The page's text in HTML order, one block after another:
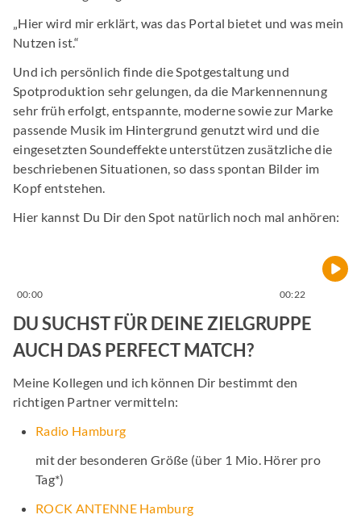
„Hier wird mir erklärt, was das Portal bietet und was mein
Nutzen ist.“
Und ich persönlich finde die Spotgestaltung und
Spotproduktion sehr gelungen, da die Markennennung
sehr früh erfolgt, entspannte, moderne sowie zur Marke
passende Musik im Hintergrund genutzt wird und die
eingesetzten Soundeffekte unterstützen zusätzliche die
beschriebenen Situationen, so dass spontan Bilder im
Kopf entstehen.
Hier kannst Du Dir den Spot natürlich noch mal anhören:
00:00 00:22
DU SUCHST FÜR DEINE ZIELGRUPPE
AUCH DAS PERFECT MATCH?
Meine Kollegen und ich können Dir bestimmt den
richtigen Partner vermitteln:
Radio Hamburg
mit der besonderen Größe (über 1 Mio. Hörer pro
Tag*)
ROCK ANTENNE Hamburg